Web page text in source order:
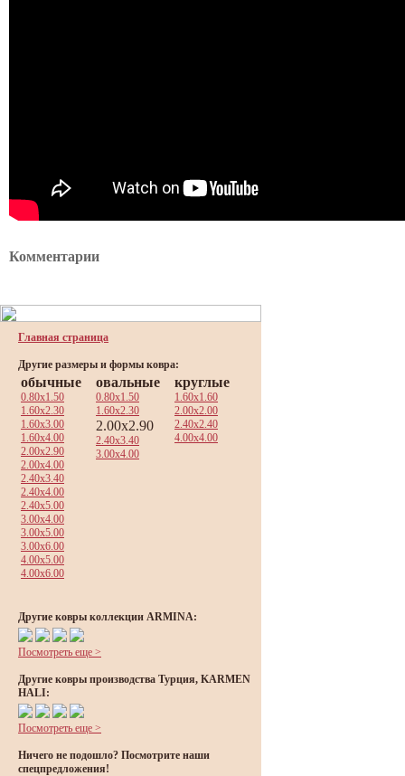
Комментарии
Главная страница
Другие размеры и формы ковра:
обычные
0.80x1.50
1.60x2.30
1.60x3.00
1.60x4.00
2.00x2.90
2.00x4.00
2.40x3.40
2.40x4.00
2.40x5.00
3.00x4.00
3.00x5.00
3.00x6.00
4.00x5.00
4.00x6.00
овальные
0.80x1.50
1.60x2.30
2.00x2.90
2.40x3.40
3.00x4.00
круглые
1.60x1.60
2.00x2.00
2.40x2.40
4.00x4.00
Другие ковры коллекции ARMINA:
Посмотреть еще >
Другие ковры производства Турция, KARMEN
HALI:
Посмотреть еще >
Ничего не подошло? Посмотрите наши
спецпредложения!